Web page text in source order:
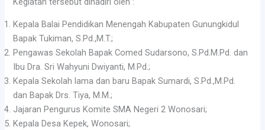
Kepala Balai Pendidikan Menengah Kabupaten Gunungkidul
Bapak Tukiman, S.Pd.,M.T.;
Pengawas Sekolah Bapak Comed Sudarsono, S.Pd.M.Pd. dan
Ibu Dra. Sri Wahyuni Dwiyanti, M.Pd.;
Kepala Sekolah lama dan baru Bapak Sumardi, S.Pd.,M.Pd.
dan Bapak Drs. Tiya, M.M.;
Jajaran Pengurus Komite SMA Negeri 2 Wonosari;
Kepala Desa Kepek, Wonosari;